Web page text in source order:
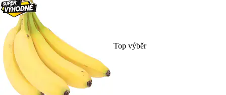
Top výběr